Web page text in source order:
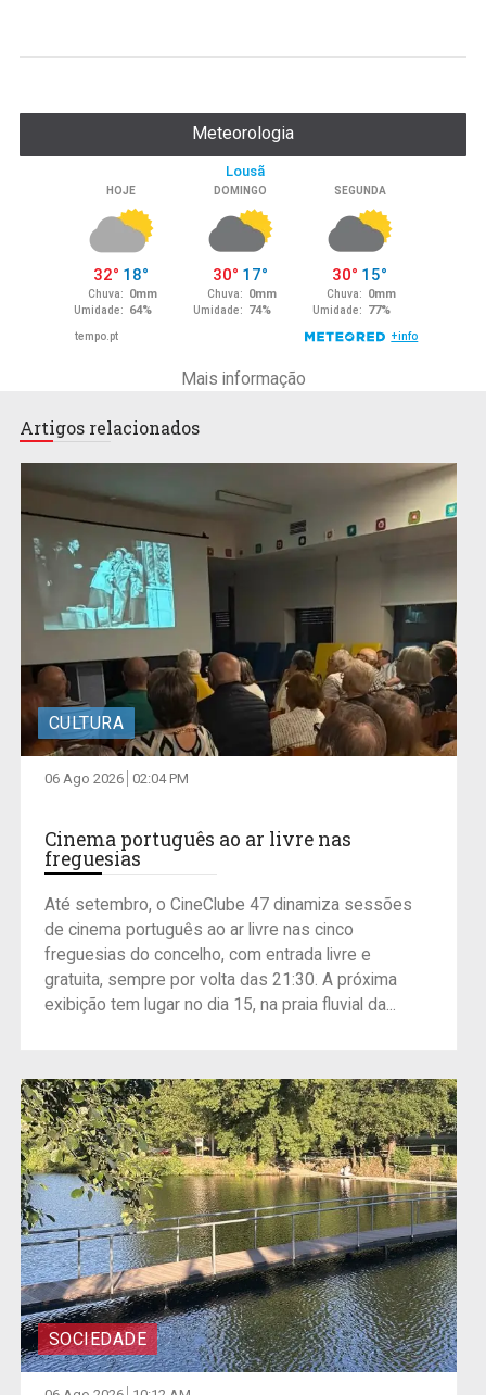
Meteorologia
Mais informação
Artigos relacionados
CULTURA
06 Ago 2026 02:04 PM
Cinema português ao ar livre nas
freguesias
Até setembro, o CineClube 47 dinamiza sessões
de cinema português ao ar livre nas cinco
freguesias do concelho, com entrada livre e
gratuita, sempre por volta das 21:30. A próxima
exibição tem lugar no dia 15, na praia fluvial da...
SOCIEDADE